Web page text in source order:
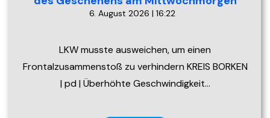
6. August 2026 | 16:22
LKW musste ausweichen, um einen
Frontalzusammenstoß zu verhindern KREIS BORKEN
| pd | Überhöhte Geschwindigkeit…